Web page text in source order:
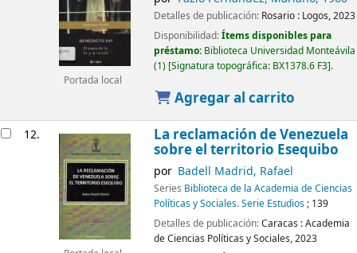
Portada local
Detalles de publicación: Rosario : Logos,2023
Disponibilidad:Ítems disponibles para
préstamo: Biblioteca Universidad Monteávila
(1) Signatura topográfica: BX1378.6 F3 .
Agregar al carrito
12. La reclamación de Venezuela
sobre el territorio Esequibo
por Badell Madrid, Rafael
Series Biblioteca de la Academia de Ciencias
Políticas y Sociales. Serie Estudios; 139
Detalles de publicación:Caracas :Academia
de Ciencias Políticas y Sociales,2023